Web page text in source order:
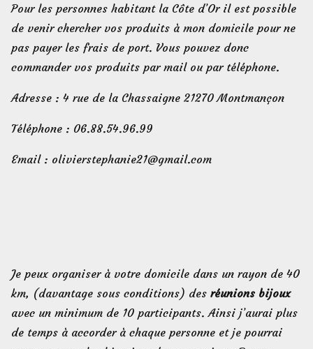
Pour les personnes habitant la Côte d’Or il est possible
de venir chercher vos produits à mon domicile pour ne
pas payer les frais de port. Vous pouvez donc
commander vos produits par mail ou par téléphone.
Adresse : 4 rue de la Chassaigne 21270 Montmançon
Téléphone : 06.88.54.96.99
Email : olivierstephanie21@gmail.com
Je peux organiser à votre domicile dans un rayon de 40
km, (davantage sous conditions) des réunions bijoux
avec un minimum de 10 participants. Ainsi j’aurai plus
de temps à accorder à chaque personne et je pourrai